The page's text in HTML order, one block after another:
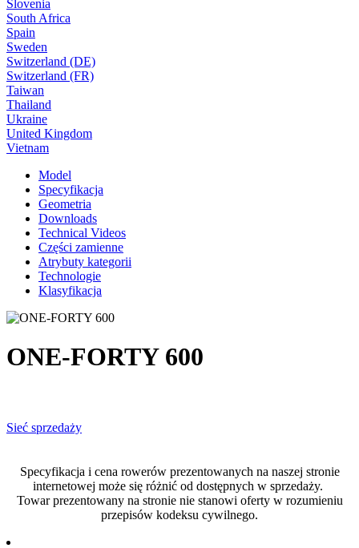
Slovenia
South Africa
Spain
Sweden
Switzerland (DE)
Switzerland (FR)
Taiwan
Thailand
Ukraine
United Kingdom
Vietnam
Model
Specyfikacja
Geometria
Downloads
Technical Videos
Części zamienne
Atrybuty kategorii
Technologie
Klasyfikacja
ONE-FORTY 600
Sieć sprzedaży
Specyfikacja i cena rowerów prezentowanych na naszej stronie
internetowej może się różnić od dostępnych w sprzedaży.
Towar prezentowany na stronie nie stanowi oferty w rozumieniu
przepisów kodeksu cywilnego.